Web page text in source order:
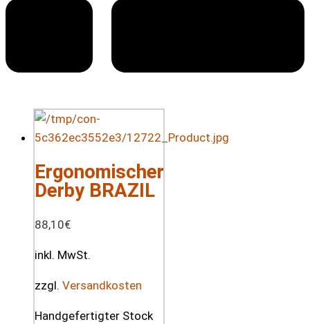
Ergonomischer
Derby BRAZIL
88,10€
inkl. MwSt.
zzgl. Versandkosten
Handgefertigter Stock